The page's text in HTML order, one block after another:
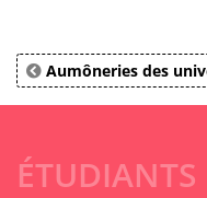
Aumôneries des
ÉTUDIANTS